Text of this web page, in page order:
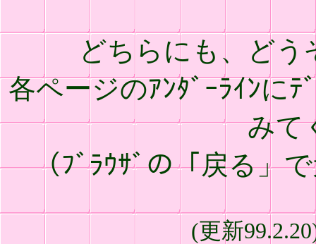
どちらにも、ど
各ページのｱﾝﾀﾞｰﾗｲﾝに
みて
（ﾌﾞﾗｳｻﾞの「戻る」
(更新